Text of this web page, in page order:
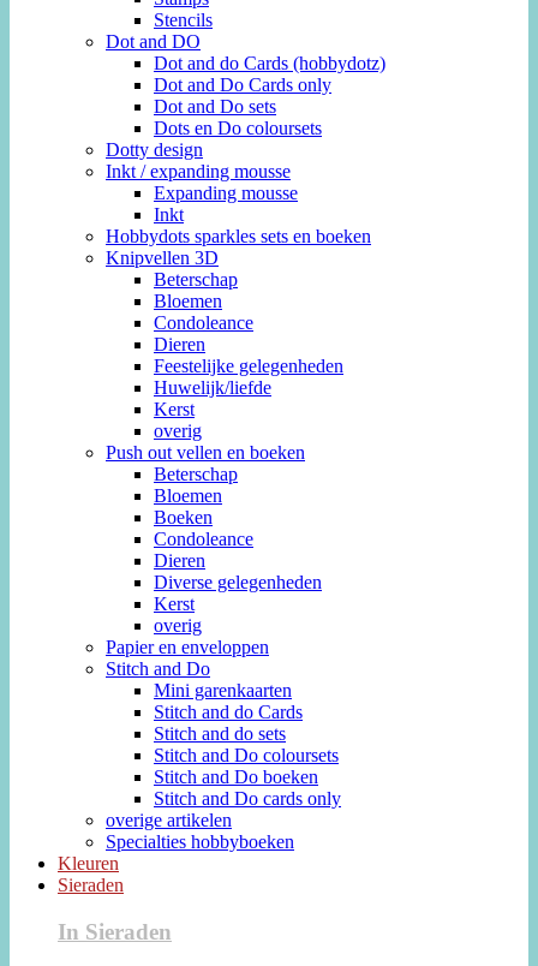
Stencils
Dot and DO
Dot and do Cards (hobbydotz)
Dot and Do Cards only
Dot and Do sets
Dots en Do coloursets
Dotty design
Inkt / expanding mousse
Expanding mousse
Inkt
Hobbydots sparkles sets en boeken
Knipvellen 3D
Beterschap
Bloemen
Condoleance
Dieren
Feestelijke gelegenheden
Huwelijk/liefde
Kerst
overig
Push out vellen en boeken
Beterschap
Bloemen
Boeken
Condoleance
Dieren
Diverse gelegenheden
Kerst
overig
Papier en enveloppen
Stitch and Do
Mini garenkaarten
Stitch and do Cards
Stitch and do sets
Stitch and Do coloursets
Stitch and Do boeken
Stitch and Do cards only
overige artikelen
Specialties hobbyboeken
Kleuren
Sieraden
In Sieraden